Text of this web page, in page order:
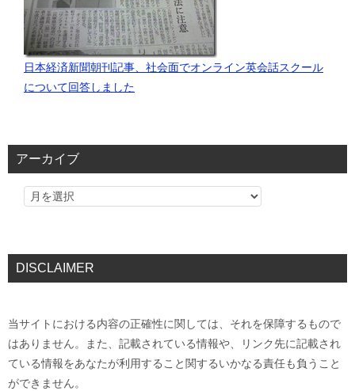
日本経済新聞朝刊記事、社会面でオンライン英会話スクール
について回答しました
アーカイブ
DISCLAIMER
当サイトにおける内容の正確性に関しては、それを保障するもので
はありません。また、記載されている情報や、リンク先に記載され
ている情報をあなたが利用すること関するいかなる責任も負うこと
ができません。